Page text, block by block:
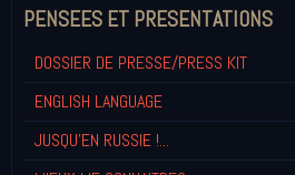
PENSEES ET PRESENTATIONS
DOSSIER DE PRESSE/PRESS KIT
ENGLISH LANGUAGE
JUSQU'EN RUSSIE !...